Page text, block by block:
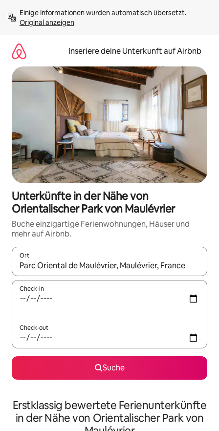
Inhalten
springenOriginal anzeigen
Inseriere deine Unterkunft auf Airbnb
Unterkünfte in der Nähe von
Orientalischer Park von Maulévrier
Buche einzigartige Ferienwohnungen, Häuser und
mehr auf Airbnb.
Ort
Wenn Ergebnisse verfügbar sind, navigiere mit den
Check-in
Check-out
Suche
Erstklassig bewertete Ferienunterkünfte
in der Nähe von Orientalischer Park von